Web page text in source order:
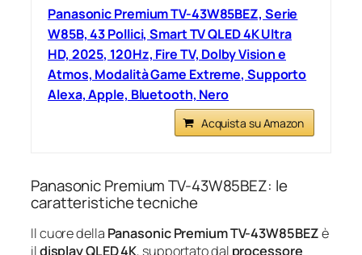
Panasonic Premium TV-43W85BEZ, Serie
W85B, 43 Pollici, Smart TV QLED 4K Ultra
HD, 2025, 120Hz, Fire TV, Dolby Vision e
Atmos, Modalità Game Extreme, Supporto
Alexa, Apple, Bluetooth, Nero
Acquista su Amazon
Panasonic Premium TV-43W85BEZ: le
caratteristiche tecniche
Il cuore della Panasonic Premium TV-43W85BEZè
ildisplay QLED 4K, supportato dal processore